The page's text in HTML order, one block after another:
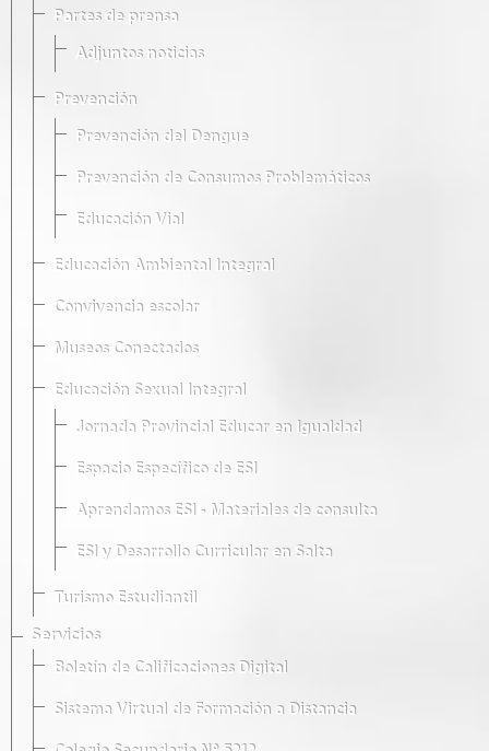
Partes de prensa
Adjuntos noticias
Prevención
Prevención del Dengue
Prevención de Consumos Problemáticos
Educación Vial
Educación Ambiental Integral
Convivencia escolar
Museos Conectados
Educación Sexual Integral
Jornada Provincial Educar en Igualdad
Espacio Específico de ESI
Aprendamos ESI - Materiales de consulta
ESI y Desarrollo Curricular en Salta
Turismo Estudiantil
Servicios
Boletín de Calificaciones Digital
Sistema Virtual de Formación a Distancia